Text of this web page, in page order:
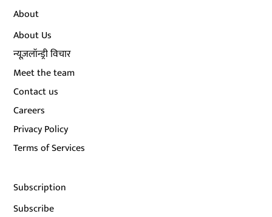
About
About Us
न्यूज़लॉन्ड्री विचार
Meet the team
Contact us
Careers
Privacy Policy
Terms of Services
Subscription
Subscribe